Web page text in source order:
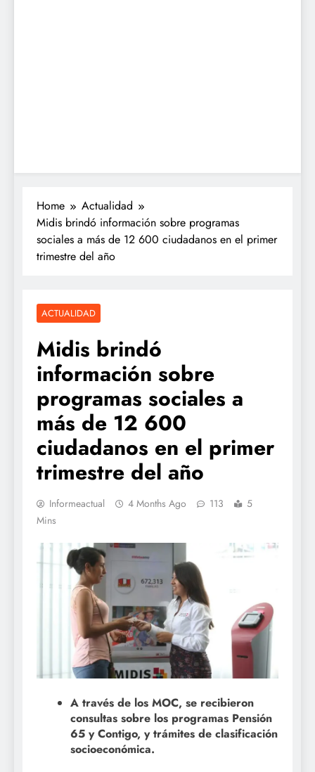
Home
Actualidad
Midis brindó información sobre programas
sociales a más de 12 600 ciudadanos en el primer
trimestre del año
ACTUALIDAD
Midis brindó
información sobre
programas sociales a
más de 12 600
ciudadanos en el primer
trimestre del año
Informeactual 4 Months Ago 113
5
Mins
A través de los MOC, se recibieron
consultas sobre los programas Pensión
65 y Contigo, y trámites de clasificación
socioeconómica.